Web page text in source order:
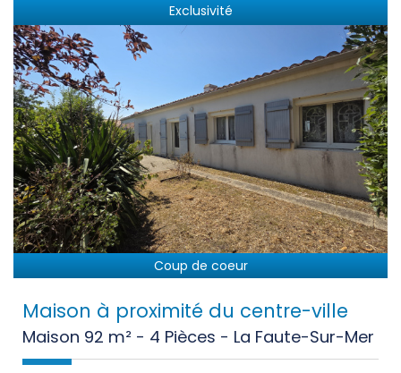
Exclusivité
Coup de coeur
Maison à proximité du centre-ville
Maison 92 m² - 4 Pièces - La Faute-Sur-Mer